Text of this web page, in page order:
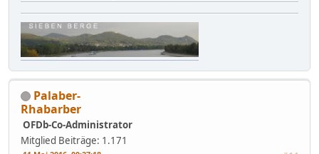
Palaber-
Rhabarber
OFDb-Co-Administrator
Mitglied Beiträge: 1.171